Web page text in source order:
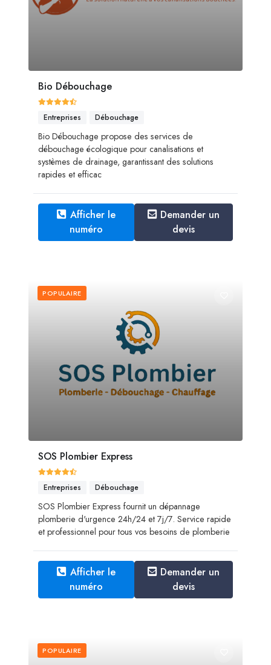
Bio Débouchage
Entreprises Débouchage
Bio Débouchage propose des services de
débouchage écologique pour canalisations et
systèmes de drainage, garantissant des solutions
rapides et efficac
Afficher le
numéro
Demander un
devis
POPULAIRE
SOS Plombier Express
Entreprises Débouchage
SOS Plombier Express fournit un dépannage
plomberie d'urgence 24h/24 et 7j/7. Service rapide
et professionnel pour tous vos besoins de plomberie
Afficher le
numéro
Demander un
devis
POPULAIRE